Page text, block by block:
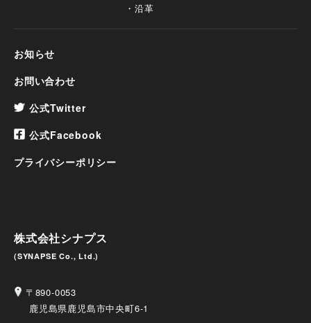
株式会社シナプス
(SYNAPSE Co., Ltd.)
〒890-0053
鹿児島県鹿児島市中央町6-1
沿革
お知らせ
お問い合わせ
公式Twitter
公式Facebook
プライバシーポリシー